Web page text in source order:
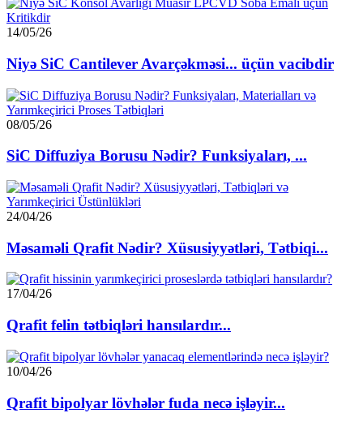
14/05/26
Niyə SiC Cantilever Avarçəkməsi... üçün vacibdir
08/05/26
SiC Diffuziya Borusu Nədir? Funksiyaları, ...
24/04/26
Məsaməli Qrafit Nədir? Xüsusiyyətləri, Tətbiqi...
17/04/26
Qrafit felin tətbiqləri hansılardır...
10/04/26
Qrafit bipolyar lövhələr fuda necə işləyir...